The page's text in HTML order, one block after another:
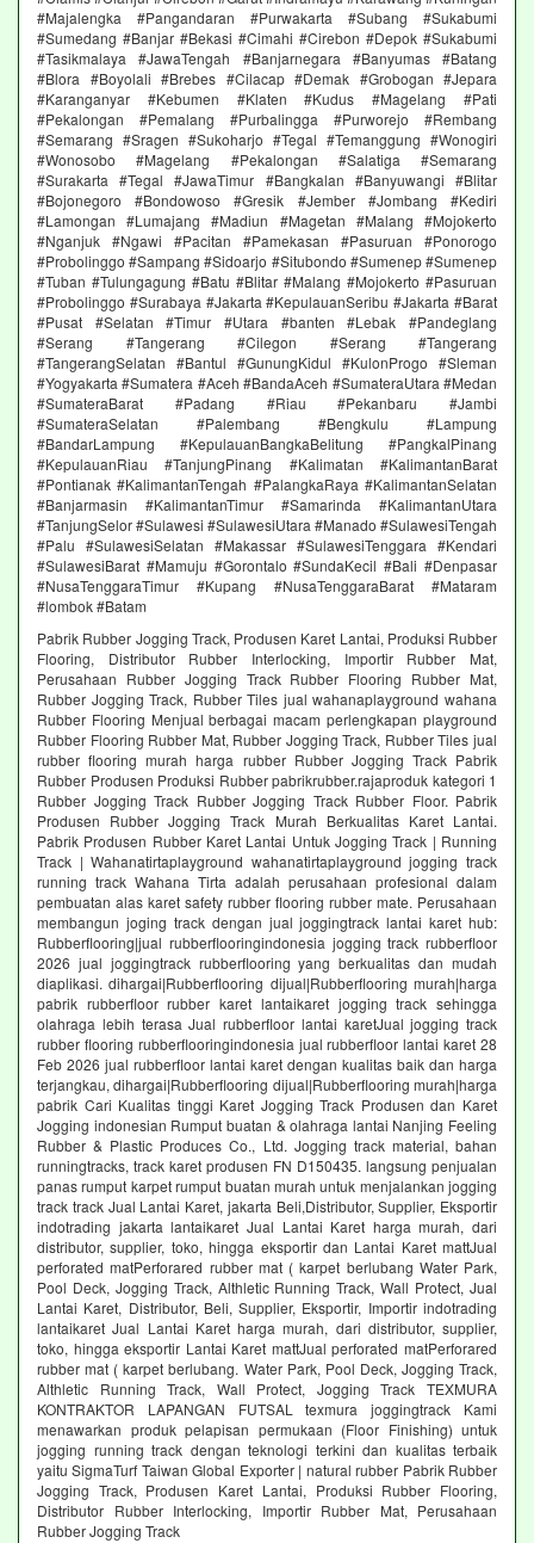
#Majalengka #Pangandaran #Purwakarta #Subang #Sukabumi
#Sumedang #Banjar #Bekasi #Cimahi #Cirebon #Depok #Sukabumi
#Tasikmalaya #JawaTengah #Banjarnegara #Banyumas #Batang
#Blora #Boyolali #Brebes #Cilacap #Demak #Grobogan #Jepara
#Karanganyar #Kebumen #Klaten #Kudus #Magelang #Pati
#Pekalongan #Pemalang #Purbalingga #Purworejo #Rembang
#Semarang #Sragen #Sukoharjo #Tegal #Temanggung #Wonogiri
#Wonosobo #Magelang #Pekalongan #Salatiga #Semarang
#Surakarta #Tegal #JawaTimur #Bangkalan #Banyuwangi #Blitar
#Bojonegoro #Bondowoso #Gresik #Jember #Jombang #Kediri
#Lamongan #Lumajang #Madiun #Magetan #Malang #Mojokerto
#Nganjuk #Ngawi #Pacitan #Pamekasan #Pasuruan #Ponorogo
#Probolinggo #Sampang #Sidoarjo #Situbondo #Sumenep #Sumenep
#Tuban #Tulungagung #Batu #Blitar #Malang #Mojokerto #Pasuruan
#Probolinggo #Surabaya #Jakarta #KepulauanSeribu #Jakarta #Barat
#Pusat #Selatan #Timur #Utara #banten #Lebak #Pandeglang
#Serang #Tangerang #Cilegon #Serang #Tangerang
#TangerangSelatan #Bantul #GunungKidul #KulonProgo #Sleman
#Yogyakarta #Sumatera #Aceh #BandaAceh #SumateraUtara #Medan
#SumateraBarat #Padang #Riau #Pekanbaru #Jambi
#SumateraSelatan #Palembang #Bengkulu #Lampung
#BandarLampung #KepulauanBangkaBelitung #PangkalPinang
#KepulauanRiau #TanjungPinang #Kalimatan #KalimantanBarat
#Pontianak #KalimantanTengah #PalangkaRaya #KalimantanSelatan
#Banjarmasin #KalimantanTimur #Samarinda #KalimantanUtara
#TanjungSelor #Sulawesi #SulawesiUtara #Manado #SulawesiTengah
#Palu #SulawesiSelatan #Makassar #SulawesiTenggara #Kendari
#SulawesiBarat #Mamuju #Gorontalo #SundaKecil #Bali #Denpasar
#NusaTenggaraTimur #Kupang #NusaTenggaraBarat #Mataram
#lombok #Batam
Pabrik Rubber Jogging Track, Produsen Karet Lantai, Produksi Rubber
Flooring, Distributor Rubber Interlocking, Importir Rubber Mat,
Perusahaan Rubber Jogging Track Rubber Flooring Rubber Mat,
Rubber Jogging Track, Rubber Tiles jual wahanaplayground wahana
Rubber Flooring Menjual berbagai macam perlengkapan playground
Rubber Flooring Rubber Mat, Rubber Jogging Track, Rubber Tiles jual
rubber flooring murah harga rubber Rubber Jogging Track Pabrik
Rubber Produsen Produksi Rubber pabrikrubber.rajaproduk kategori 1
Rubber Jogging Track Rubber Jogging Track Rubber Floor. Pabrik
Produsen Rubber Jogging Track Murah Berkualitas Karet Lantai.
Pabrik Produsen Rubber Karet Lantai Untuk Jogging Track | Running
Track | Wahanatirtaplayground wahanatirtaplayground jogging track
running track Wahana Tirta adalah perusahaan profesional dalam
pembuatan alas karet safety rubber flooring rubber mate. Perusahaan
membangun joging track dengan jual joggingtrack lantai karet hub:
Rubberflooring|jual rubberflooringindonesia jogging track rubberfloor
2026 jual joggingtrack rubberflooring yang berkualitas dan mudah
diaplikasi. dihargai|Rubberflooring dijual|Rubberflooring murah|harga
pabrik rubberfloor rubber karet lantaikaret jogging track sehingga
olahraga lebih terasa Jual rubberfloor lantai karetJual jogging track
rubber flooring rubberflooringindonesia jual rubberfloor lantai karet 28
Feb 2026 jual rubberfloor lantai karet dengan kualitas baik dan harga
terjangkau, dihargai|Rubberflooring dijual|Rubberflooring murah|harga
pabrik Cari Kualitas tinggi Karet Jogging Track Produsen dan Karet
Jogging indonesian Rumput buatan & olahraga lantai Nanjing Feeling
Rubber & Plastic Produces Co., Ltd. Jogging track material, bahan
runningtracks, track karet produsen FN D150435. langsung penjualan
panas rumput karpet rumput buatan murah untuk menjalankan jogging
track track Jual Lantai Karet, jakarta Beli,Distributor, Supplier, Eksportir
indotrading jakarta lantaikaret Jual Lantai Karet harga murah, dari
distributor, supplier, toko, hingga eksportir dan Lantai Karet mattJual
perforated matPerforared rubber mat ( karpet berlubang Water Park,
Pool Deck, Jogging Track, Althletic Running Track, Wall Protect, Jual
Lantai Karet, Distributor, Beli, Supplier, Eksportir, Importir indotrading
lantaikaret Jual Lantai Karet harga murah, dari distributor, supplier,
toko, hingga eksportir Lantai Karet mattJual perforated matPerforared
rubber mat ( karpet berlubang. Water Park, Pool Deck, Jogging Track,
Althletic Running Track, Wall Protect, Jogging Track TEXMURA
KONTRAKTOR LAPANGAN FUTSAL texmura joggingtrack Kami
menawarkan produk pelapisan permukaan (Floor Finishing) untuk
jogging running track dengan teknologi terkini dan kualitas terbaik
yaitu SigmaTurf Taiwan Global Exporter | natural rubber Pabrik Rubber
Jogging Track, Produsen Karet Lantai, Produksi Rubber Flooring,
Distributor Rubber Interlocking, Importir Rubber Mat, Perusahaan
Rubber Jogging Track